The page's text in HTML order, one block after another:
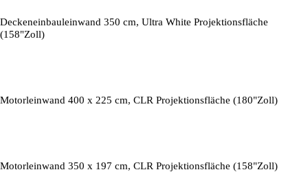
Deckeneinbauleinwand 350 cm, Ultra White Projektionsfläche
(158"Zoll)
Motorleinwand 400 x 225 cm, CLR Projektionsfläche (180"Zoll)
Motorleinwand 350 x 197 cm, CLR Projektionsfläche (158"Zoll)